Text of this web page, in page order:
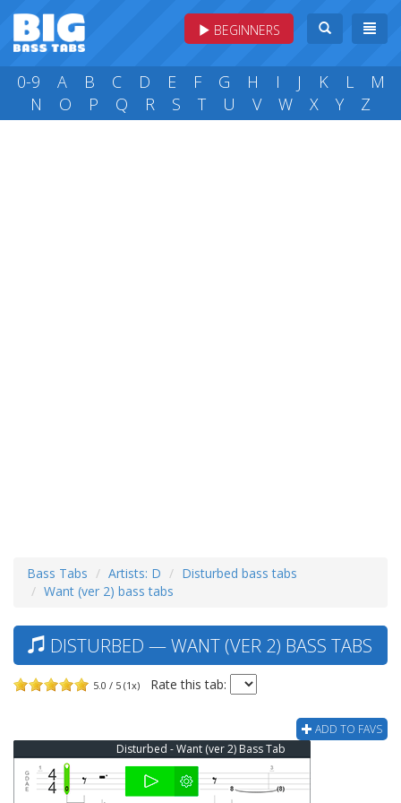
BEGINNERS
0-9 A B C D E F G H I J K L
M
N
O P Q R S T U V W X Y Z
Bass Tabs Artists: D
Disturbed bass tabs
Want (ver 2) bass tabs
DISTURBED — WANT (VER 2) BASS TABS
5.0 / 5 (1x) Rate this tab:
ADD TO FAVS
Disturbed - Want (ver 2) Bass Tab